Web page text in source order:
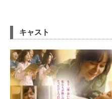
キャスト